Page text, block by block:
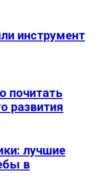
инструмент
почитать
развития
лучшие
в